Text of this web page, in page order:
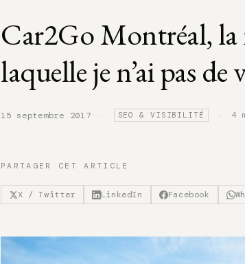
Car2Go Montréal,
laquelle je n’ai pas de
15 septembre 2017 · SEO & VISIBILITÉ · 4
PARTAGER CET ARTICLE
X / Twitter LinkedIn Facebook